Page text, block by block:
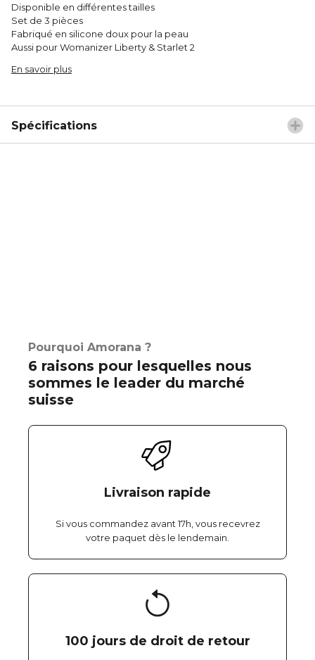
Disponible en différentes tailles
Set de 3 pièces
Fabriqué en silicone doux pour la peau
Aussi pour Womanizer Liberty & Starlet 2
En savoir plus
Spécifications
Pourquoi Amorana ?
6 raisons pour lesquelles nous
sommes le leader du marché
suisse
Livraison rapide
Si vous commandez avant 17h, vous recevrez
votre paquet dès le lendemain.
100 jours de droit de retour